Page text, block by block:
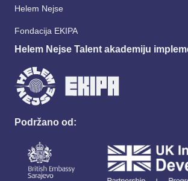
Helem Nejse
Fondacija EKIPA
Helem Nejse Talent akademiju
Podržano od: